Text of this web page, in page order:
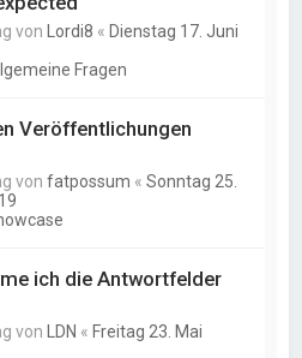
von Lordi8 « Dienstag 17. Juni
Fragen
Veröffentlichungen
vonfatpossum «Sonntag 25.
ich die Antwortfelder
von LDN « Freitag 23. Mai